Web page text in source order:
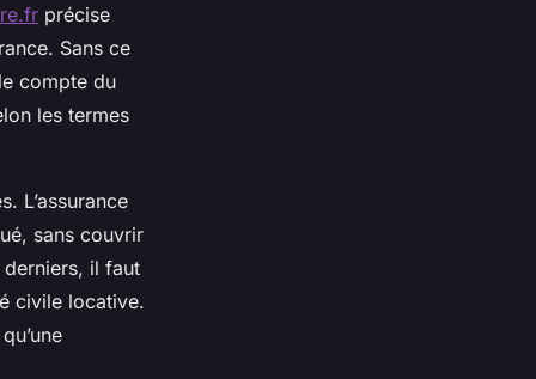
précise
Sans ce
compte du
les termes
L’assurance
sans couvrir
derniers, il faut
civile locative.